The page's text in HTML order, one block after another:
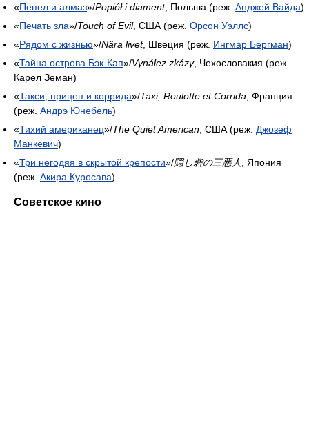
«Пепел и алмаз»/Popiół i diament, Польша (реж. Анджей Вайда)
«Печать зла»/Touch of Evil, США (реж. Орсон Уэллс)
«Рядом с жизнью»/Nära livet, Швеция (реж. Ингмар Бергман)
«Тайна острова Бэк-Кап»/Vynález zkázy, Чехословакия (реж.
Карел Земан)
«Такси, прицеп и коррида»/Taxi, Roulotte et Corrida , Франция
(реж. Андрэ Юнебель)
«Тихий американец»/The Quiet American , США (реж. Джозеф
Манкевич)
«Три негодяя в скрытой крепости»/隠し砦の三悪人
, Япония
(реж. Акира Куросава)
Советское кино